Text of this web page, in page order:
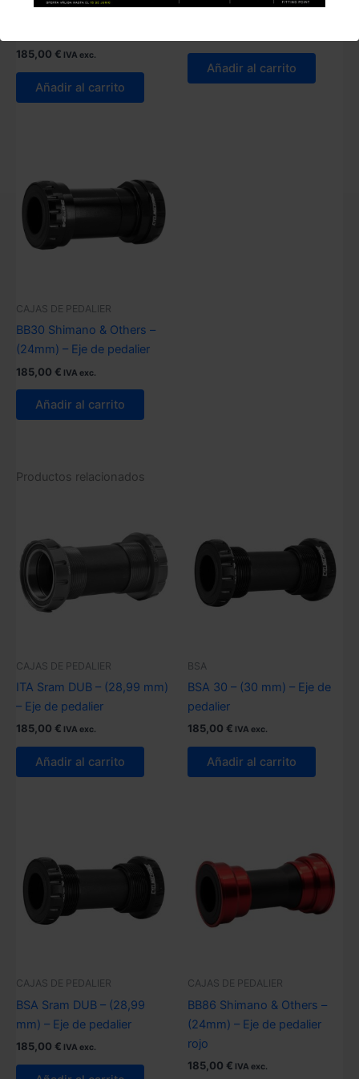
185,00 € IVA exc.
Añadir al carrito
Añadir al carrito
CAJAS DE PEDALIER
BB30 Shimano & Others –
(24mm) – Eje de pedalier
185,00 € IVA exc.
Añadir al carrito
Productos relacionados
CAJAS DE PEDALIER
ITA Sram DUB – (28,99 mm)
– Eje de pedalier
185,00 € IVA exc.
Añadir al carrito
BSA
BSA 30 – (30 mm) – Eje de
pedalier
185,00 € IVA exc.
Añadir al carrito
CAJAS DE PEDALIER
BSA Sram DUB – (28,99
mm) – Eje de pedalier
185,00 € IVA exc.
CAJAS DE PEDALIER
BB86 Shimano & Others –
(24mm) – Eje de pedalier
rojo
185,00 € IVA exc.